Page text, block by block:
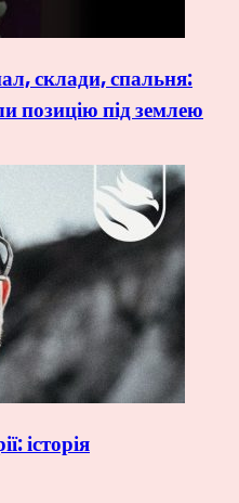
склади, спальня:
позицію під землею
історія